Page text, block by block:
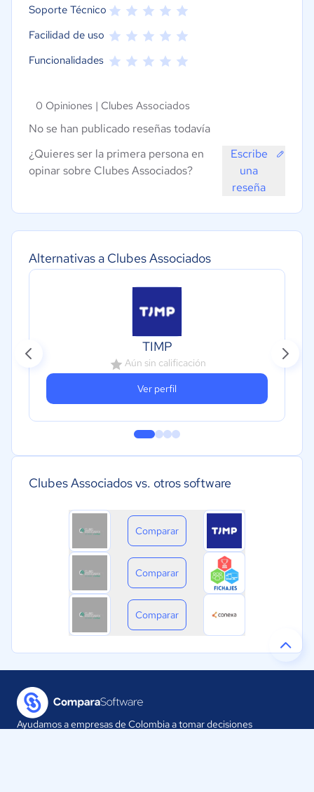
Alternativas a Clubes Associados
TIMP
Aún sin calificación
Ver perfil
Clubes Associados vs. otros software
Comparar
Comparar
Comparar
Soporte Técnico
Facilidad de uso
Funcionalidades
0 Opiniones | Clubes Associados
No se han publicado reseñas todavía
¿Quieres ser la primera persona en
opinar sobre Clubes Associados?
Escribe
una
reseña
Ayudamos a empresas de Colombia a tomar decisiones